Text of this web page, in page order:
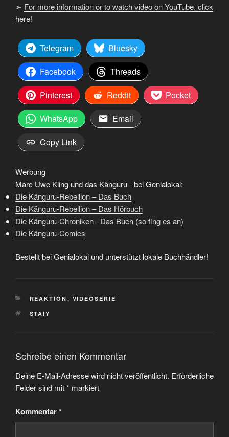
➢ For more information or to watch video on YouTube, click
here!
Telegram
Bluesky
Facebook
Threads
Pinterest
Reddit
Pocket
WhatsApp
Email
Copy Link
Werbung
Marc Uwe Kling und das Känguru - bei Genialokal:
Die Känguru-Rebellion – Das Buch
Die Känguru-Rebellion – Das Hörbuch
Die Känguru-Chroniken - Das Buch (so fing es an)
Die Känguru-Comics
Bestellt bei Genialokal und unterstützt lokale Buchhändler!
KATEGORIEN
REAKTION , VIDEOSERIE
SCHLAGWÖRTER
STAIY
Schreibe einen Kommentar
Deine E-Mail-Adresse wird nicht veröffentlicht. Erforderliche
Felder sind mit* markiert
Kommentar*